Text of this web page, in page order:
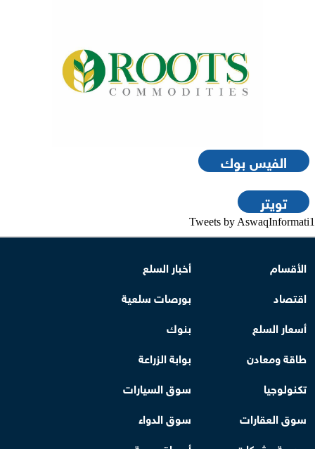
الفيس بوك
تويتر
Tweets by AswaqInformati1
الأقسام
أخبار السلع
اقتصاد
بورصات سلعية
أسعار السلع
بنوك
طاقة ومعادن
بوابة الزراعة
تكنولوجيا
سوق السيارات
سوق العقارات
سوق الدواء